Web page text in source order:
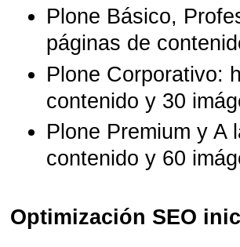
Plone Básico,
páginas de
Plone Corporativo:
contenido y 30
Plone Premium y A
contenido y 60
Optimización SEO